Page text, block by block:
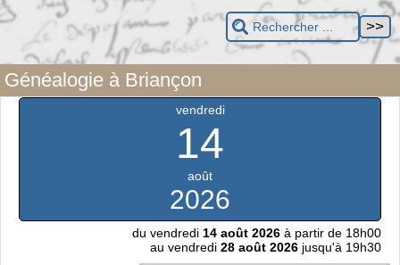
Généalogie à Briançon
vendredi
14
août
2026
du vendredi 14 août 2026 à partir de 18h00
au vendredi 28 août 2026 jusqu'à 19h30